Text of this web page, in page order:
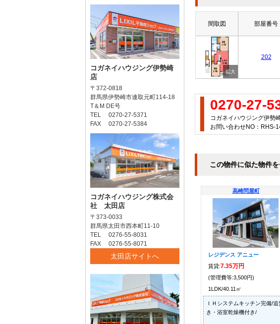
間取図 部屋番号
202
0270-27-
コガネイハウジング伊勢
お問い合わせNO：RHS-
この物件に似た物件を
高崎問屋町
レジデンス アニュー
賃貸:7.35万円
(管理費等:3,500円)
1LDK/40.11㎡
ＩＨシステムキッチン完備/追
き・浴室乾燥機付き/
コガネイハウジング伊勢崎
店
〒372-0818
群馬県伊勢崎市連取元町114-18
T＆M DE号
TEL 0270-27-5371
FAX 0270-27-5384
コガネイハウジング株式会
社 太田店
〒373-0033
群馬県太田市西本町11-10
TEL 0276-55-8031
FAX 0276-55-8071
太田店サイトへ